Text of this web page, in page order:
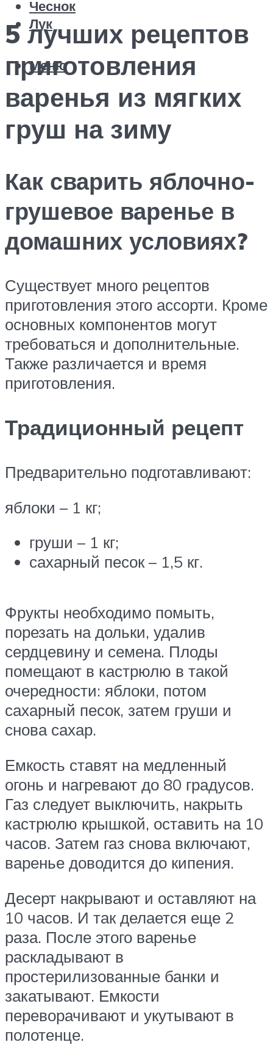
Чеснок
Лук
Меню
5 лучших рецептов
приготовления
варенья из мягких
груш на зиму
Как сварить яблочно-
грушевое варенье в
домашних условиях?
Существует много рецептов
приготовления этого ассорти. Кроме
основных компонентов могут
требоваться и дополнительные.
Также различается и время
приготовления.
Традиционный рецепт
Предварительно подготавливают:
яблоки – 1 кг;
груши – 1 кг;
сахарный песок – 1,5 кг.
Фрукты необходимо помыть,
порезать на дольки, удалив
сердцевину и семена. Плоды
помещают в кастрюлю в такой
очередности: яблоки, потом
сахарный песок, затем груши и
снова сахар.
Емкость ставят на медленный
огонь и нагревают до 80 градусов.
Газ следует выключить, накрыть
кастрюлю крышкой, оставить на 10
часов. Затем газ снова включают,
варенье доводится до кипения.
Десерт накрывают и оставляют на
10 часов. И так делается еще 2
раза. После этого варенье
раскладывают в
простерилизованные банки и
закатывают. Емкости
переворачивают и укутывают в
полотенце.